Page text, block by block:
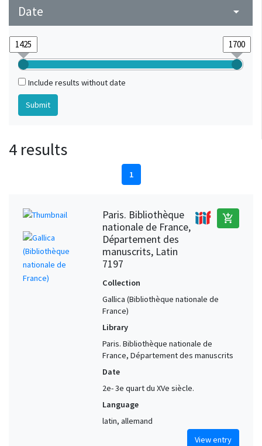
Date arrow_drop_down
Include results without date
4 results
1
Paris. Bibliothèque
nationale de France,
Département des
manuscrits, Latin
7197
add_shopping_cart
Collection
Gallica (Bibliothèque nationale de
France)
Library
Paris. Bibliothèque nationale de
France, Département des manuscrits
Date
2e- 3e quart du XVe siècle.
Language
latin, allemand
View entry